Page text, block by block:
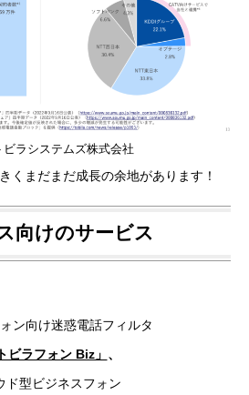
ビラシステムズ株式会社
くまだまだ成長の余地があります！
向けのサービス
ン向け迷惑電話フィルタ
ビラフォン Biz」 、
ド型ビジネスフォン